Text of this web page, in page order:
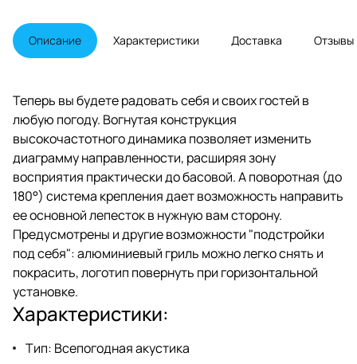
проникновения пыли и влаги в
соответствии с международным
стандартом International
характеристик в следствии
воздействия УФ-излучения.
Описание Характеристики Доставка Отзывы
Теперь вы будете радовать себя и своих гостей в
любую погоду. Вогнутая конструкция
высокочастотного динамика позволяет изменить
диаграмму направленности, расширяя зону
восприятия практически до басовой. А поворотная (до
180°) система крепления дает возможность направить
ее основной лепесток в нужную вам сторону.
Предусмотрены и другие возможности "подстройки
под себя": алюминиевый гриль можно легко снять и
покрасить, логотип повернуть при горизонтальной
установке.
Характеристики:
Тип: Всепогодная акустика